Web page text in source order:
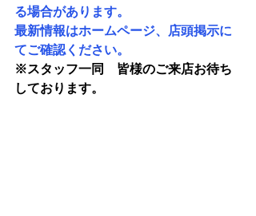
る場合があります。
最新情報はホームページ、店頭掲示に
てご確認ください。
※スタッフ一同　皆様のご来店お待ち
しております。